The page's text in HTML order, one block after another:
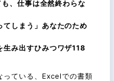
、仕事は全然終わらな
てしまう」あなたのため
生み出すひみつワザ118
っている、Excelでの書類